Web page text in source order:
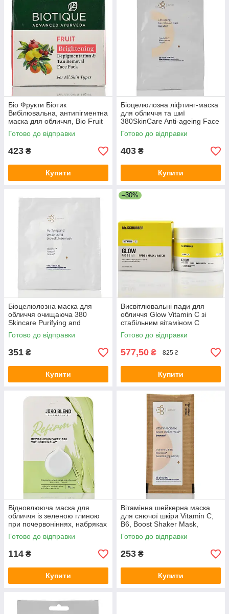
Біо Фрукти Біотик
Вибілювальна, антипігментна
маска для обличчя, Bio Fruit
Face Pack, Biotique, 75 г.
Готово до відправки
423 ₴
Купити
Біоцелюлозна ліфтинг-маска
для обличчя та шиї
380SkinCare Anti-ageing Face
& Neck, 18 мл
Готово до відправки
403 ₴
Купити
Біоцелюлозна маска для
обличчя очищаюча 380
Skincare Purifying and
oxygenating bio-cellulose
mask 1 шт
Готово до відправки
351 ₴
Купити
–30%
Висвітлювальні пади для
обличчя Glow Vitamin C зі
стабільним вітаміном С
Mr.SCRUBBER, 150 шт
Готово до відправки
577,50 ₴ 825 ₴
Купити
Відновлююча маска для
обличчя із зеленою глиною
при почервоніннях, набряках
Revitalizing Face Mask With
Green Clay Joko Blend 15 г
Готово до відправки
114 ₴
Купити
Вітамінна шейкерна маска
для сяючої шкіри Vitamin C,
B6, Boost Shaker Mask,
Smoussy, 380 SkinCare, 15 г
Готово до відправки
253 ₴
Купити